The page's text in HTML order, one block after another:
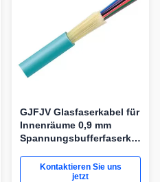
GJFJV Glasfaserkabel für
Innenräume 0,9 mm
Spannungsbufferfaserkabel
Kontaktieren Sie uns
jetzt